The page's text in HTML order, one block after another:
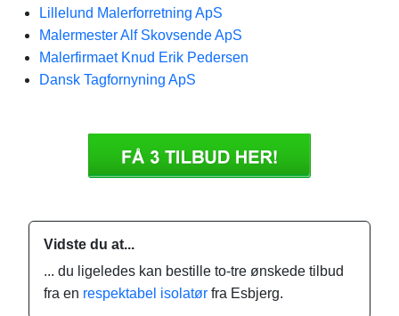
Lillelund Malerforretning ApS
Malermester Alf Skovsende ApS
Malerfirmaet Knud Erik Pedersen
Dansk Tagfornyning ApS
Vidste du at...
... du ligeledes kan bestille to-tre ønskede tilbud
fra en respektabel isolatør fra Esbjerg.